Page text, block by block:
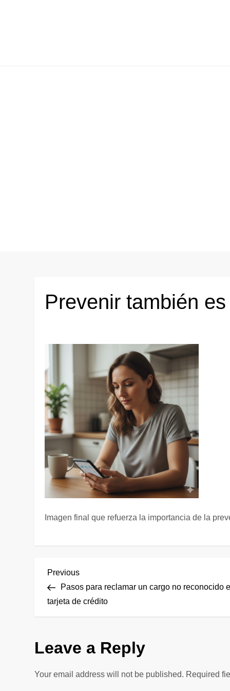
Prevenir también
Imagen final que refuerza la importancia de la
P
o
t
n
Previous
Post
Previous
Pasos para reclamar un cargo no reconocido
tarjeta de crédito
Leave a Reply
Your email address will not be published. Required